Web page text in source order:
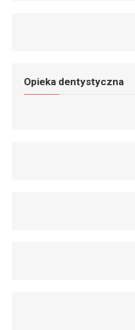
Opieka dentystyczna